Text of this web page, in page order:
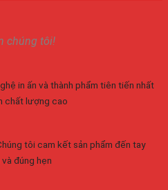
chúng tôi!
in ấn và thành phẩm tiên tiến nhất
chất lượng cao
tôi cam kết sản phẩm đến tay
đúng hẹn